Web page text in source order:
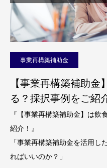
事業再構築補助金
【事業再構築補助金
る？採択事例をご紹
『【事業再構築補助金】は
紹介！』
「事業再構築補助金を活用し
ればいいのか？」